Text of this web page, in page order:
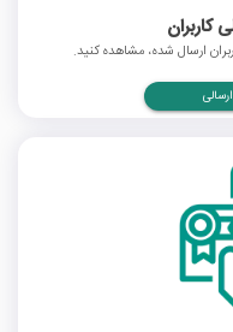
کاربران
ارسال شده، مشاهده کنید.